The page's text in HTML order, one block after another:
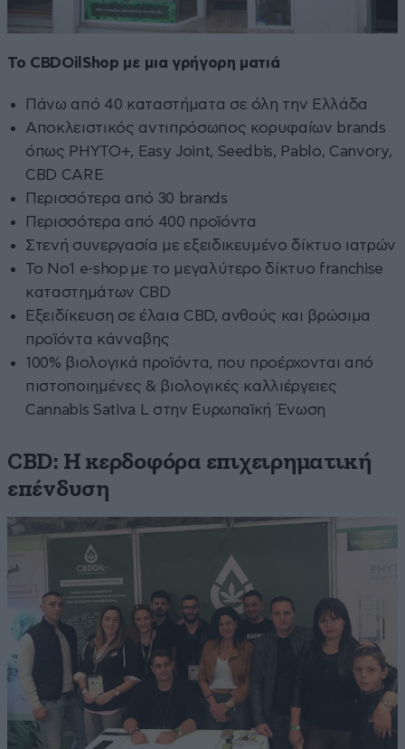
Το CBDOilShop με μια γρήγορη ματιά
Πάνω από 40 καταστήματα σε όλη την Ελλάδα
Αποκλειστικός αντιπρόσωπος κορυφαίων brands
όπως PHYTO+, Easy Joint, Seedbis, Pablo, Canvory,
CBD CARE
Περισσότερα από 30 brands
Περισσότερα από 400 προϊόντα
Στενή συνεργασία με εξειδικευμένο δίκτυο ιατρών
Το No1 e-shop με το μεγαλύτερο δίκτυο franchise
καταστημάτων CBD
Εξειδίκευση σε έλαια CBD, ανθούς και βρώσιμα
προϊόντα κάνναβης
100% βιολογικά προϊόντα, που προέρχονται από
πιστοποιημένες & βιολογικές καλλιέργειες
Cannabis Sativa L στην Ευρωπαϊκή Ένωση
CBD: Η κερδοφόρα επιχειρηματική
επένδυση